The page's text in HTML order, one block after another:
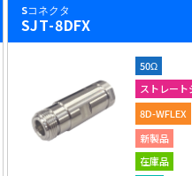
Sコネクタ
SJT-8DFX
50Ω
ストレート
8D-WFLEX
新製品
在庫品